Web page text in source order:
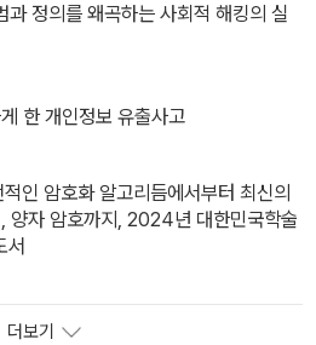
과 정의를 왜곡하는 사회적 해킹의 실
한 개인정보 유출사고
인 암호화 알고리듬에서부터 최신의
양자 암호까지, 2024년 대한민국학술
서
더보기